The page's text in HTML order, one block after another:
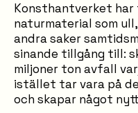
Konsthantverket
naturmaterial som
andra saker
sinande tillgång till:
miljoner ton avfall
istället tar vara på
och skapar något